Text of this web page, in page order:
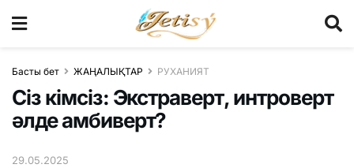
Басты бет ЖАҢАЛЫҚТАР РУХАНИЯТ
Сіз кімсіз: Экстраверт, интроверт
әлде амбиверт?
29.05.2025